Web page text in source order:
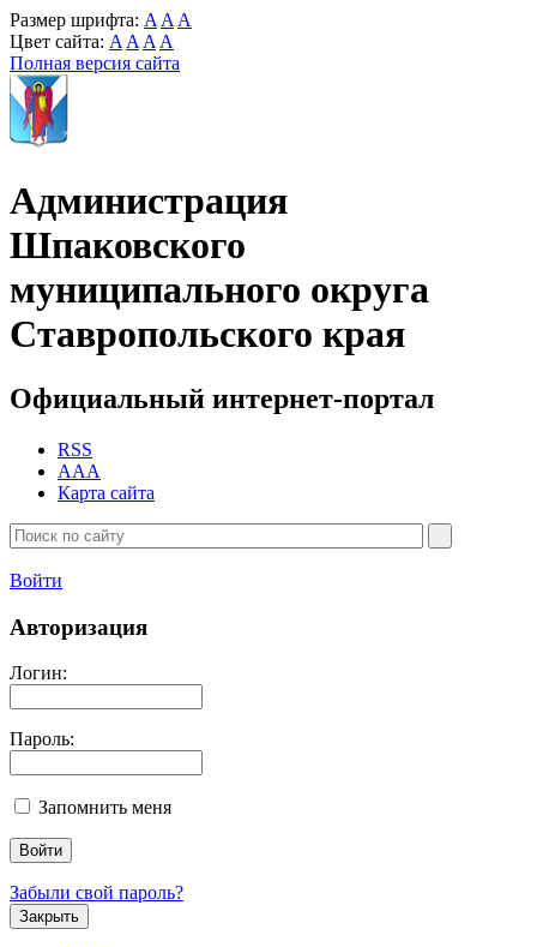
Размер шрифта: A A A
Цвет сайта: A A A A
Полная версия сайта
Администрация
Шпаковского
муниципального округа
Ставропольского края
Официальный интернет-портал
RSS
AAA
Карта сайта
Войти
Авторизация
Логин:
Пароль:
Запомнить меня
Забыли свой пароль?
Закрыть